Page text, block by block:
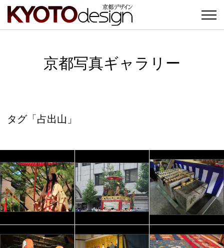
京都写真ギャラリー
タグ「占出山」